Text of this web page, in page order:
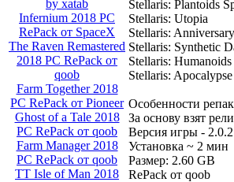
by xatab
Infernium 2018 PC
RePack от SpaceX
The Raven Remastered
2018 PC RePack от
qoob
Farm Together 2018
PC RePack от Pioneer
Ghost of a Tale 2018
PC RePack от qoob
Farm Manager 2018
PC RePack от qoob
TT Isle of Man 2018
Stellaris: Plantoids
Stellaris: Utopia
Stellaris:
Stellaris: Synthetic
Stellaris: Humanoids
Stellaris: Apocalypse
Особенности
За основу взят
Версия игры -
Установка ~ 2 мин
Размер: 2.60 GB
RePack от qoob